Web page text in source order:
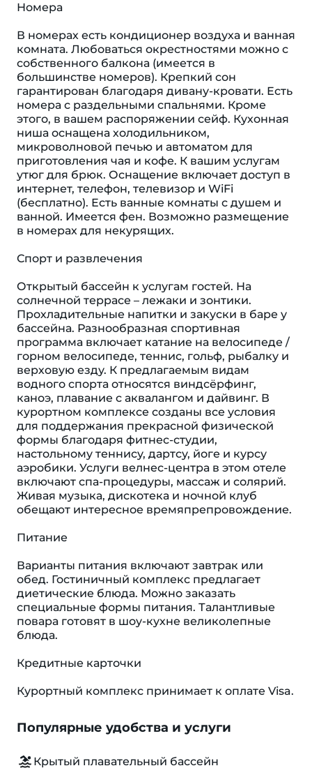
Номера
В номерах есть кондиционер воздуха и ванная
комната. Любоваться окрестностями можно с
собственного балкона (имеется в
большинстве номеров). Крепкий сон
гарантирован благодаря дивану-кровати. Есть
номера с раздельными спальнями. Кроме
этого, в вашем распоряжении сейф. Кухонная
ниша оснащена холодильником,
микроволновой печью и автоматом для
приготовления чая и кофе. К вашим услугам
утюг для брюк. Оснащение включает доступ в
интернет, телефон, телевизор и WiFi
(бесплатно). Есть ванные комнаты с душем и
ванной. Имеется фен. Возможно размещение
в номерах для некурящих.
Спорт и развлечения
Открытый бассейн к услугам гостей. На
солнечной террасе – лежаки и зонтики.
Прохладительные напитки и закуски в баре у
бассейна. Разнообразная спортивная
программа включает катание на велосипеде /
горном велосипеде, теннис, гольф, рыбалку и
верховую езду. К предлагаемым видам
водного спорта относятся виндсёрфинг,
каноэ, плавание с аквалангом и дайвинг. В
курортном комплексе созданы все условия
для поддержания прекрасной физической
формы благодаря фитнес-студии,
настольному теннису, дартсу, йоге и курсу
аэробики. Услуги велнес-центра в этом отеле
включают спа-процедуры, массаж и солярий.
Живая музыка, дискотека и ночной клуб
обещают интересное времяпрепровождение.
Питание
Варианты питания включают завтрак или
обед. Гостиничный комплекс предлагает
диетические блюда. Можно заказать
специальные формы питания. Талантливые
повара готовят в шоу-кухне великолепные
блюда.
Кредитные карточки
Курортный комплекс принимает к оплате Visa.
Популярные удобства и услуги
Крытый плавательный бассейн